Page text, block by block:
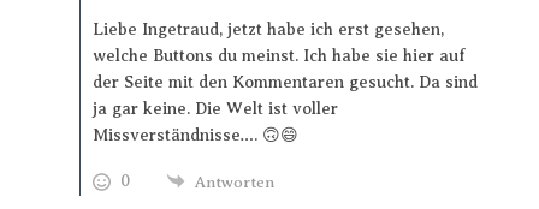
Liebe Ingetraud, jetzt habe ich erst gesehen,
welche Buttons du meinst. Ich habe sie hier auf
der Seite mit den Kommentaren gesucht. Da sind
ja gar keine. Die Welt ist voller
Missverständnisse…. 🙃😄
0 Antworten